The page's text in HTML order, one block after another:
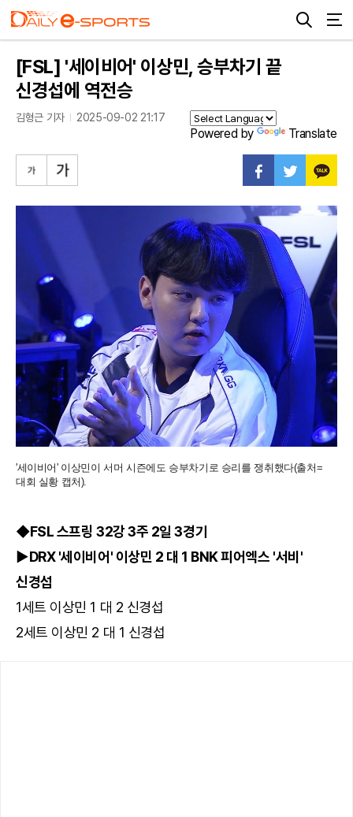
[FSL] '세이비어' 이상민, 승부차기 끝
신경섭에 역전승
김형근 기자 2025-09-02 21:17
Powered by Translate
'세이비어' 이상민이 서머 시즌에도 승부차기로 승리를 쟁취했다(출처=
대회 실황 캡처).
◆FSL 스프링 32강 3주 2일 3경기
▶DRX '세이비어' 이상민 2 대 1 BNK 피어엑스 '서비'
신경섭
1세트 이상민 1 대 2 신경섭
2세트 이상민 2 대 1 신경섭